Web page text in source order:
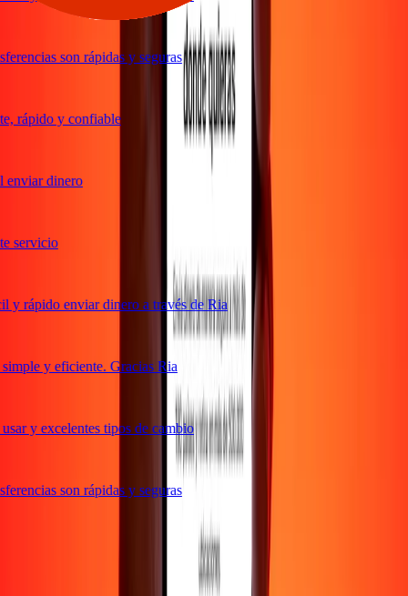
son rápidas y seguras
rápido y confiable
dinero
servicio
rápido enviar dinero a través de Ria
y eficiente. Gracias Ria
y excelentes tipos de cambio
son rápidas y seguras